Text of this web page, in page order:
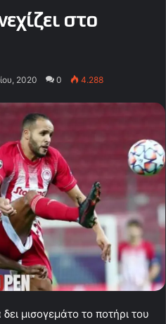
στο
2020 0 4.288
μισογεμάτο το ποτήρι του